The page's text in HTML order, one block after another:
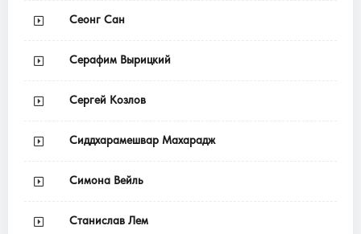
Сеонг Сан
Серафим Вырицкий
Сергей Козлов
Сиддхарамешвар Махарадж
Симона Вейль
Станислав Лем